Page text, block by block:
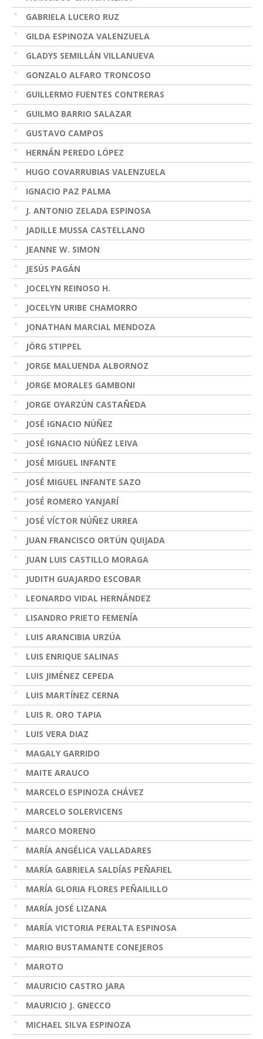
GABRIELA LUCERO RUZ
GILDA ESPINOZA VALENZUELA
GLADYS SEMILLÁN VILLANUEVA
GONZALO ALFARO TRONCOSO
GUILLERMO FUENTES CONTRERAS
GUILMO BARRIO SALAZAR
GUSTAVO CAMPOS
HERNÁN PEREDO LÓPEZ
HUGO COVARRUBIAS VALENZUELA
IGNACIO PAZ PALMA
J. ANTONIO ZELADA ESPINOSA
JADILLE MUSSA CASTELLANO
JEANNE W. SIMON
JESÚS PAGÁN
JOCELYN REINOSO H.
JOCELYN URIBE CHAMORRO
JONATHAN MARCIAL MENDOZA
JÖRG STIPPEL
JORGE MALUENDA ALBORNOZ
JORGE MORALES GAMBONI
JORGE OYARZÚN CASTAÑEDA
JOSÉ IGNACIO NÚÑEZ
JOSÉ IGNACIO NÚÑEZ LEIVA
JOSÉ MIGUEL INFANTE
JOSÉ MIGUEL INFANTE SAZO
JOSÉ ROMERO YANJARÍ
JOSÉ VÍCTOR NÚÑEZ URREA
JUAN FRANCISCO ORTÚN QUIJADA
JUAN LUIS CASTILLO MORAGA
JUDITH GUAJARDO ESCOBAR
LEONARDO VIDAL HERNÁNDEZ
LISANDRO PRIETO FEMENÍA
LUIS ARANCIBIA URZÚA
LUIS ENRIQUE SALINAS
LUIS JIMÉNEZ CEPEDA
LUIS MARTÍNEZ CERNA
LUIS R. ORO TAPIA
LUIS VERA DIAZ
MAGALY GARRIDO
MAITE ARAUCO
MARCELO ESPINOZA CHÁVEZ
MARCELO SOLERVICENS
MARCO MORENO
MARÍA ANGÉLICA VALLADARES
MARÍA GABRIELA SALDÍAS PEÑAFIEL
MARÍA GLORIA FLORES PEÑAILILLO
MARÍA JOSÉ LIZANA
MARÍA VICTORIA PERALTA ESPINOSA
MARIO BUSTAMANTE CONEJEROS
MAROTO
MAURICIO CASTRO JARA
MAURICIO J. GNECCO
MICHAEL SILVA ESPINOZA